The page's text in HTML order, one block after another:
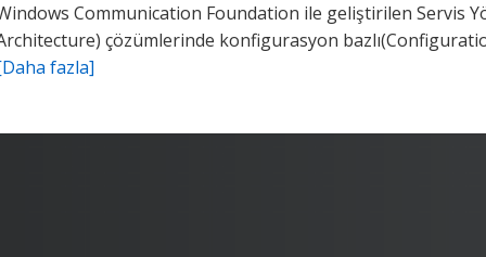
Communication Foundation ile geliştirilen Servis
çözümlerinde konfigurasyon
fazla]